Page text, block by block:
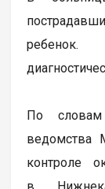
ребенок.
По словам
ведомства
контроле